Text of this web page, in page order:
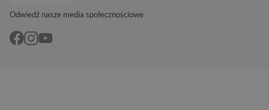
Odwiedź nasze media społecznościowe